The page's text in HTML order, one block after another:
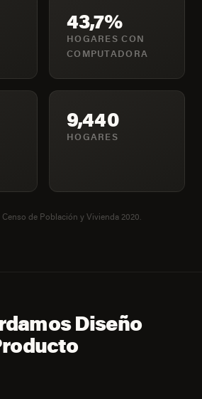
43,7%
HOGARES CON
COMPUTADORA
9,440
HOGARES
de Población y Vivienda 2020.
Diseño